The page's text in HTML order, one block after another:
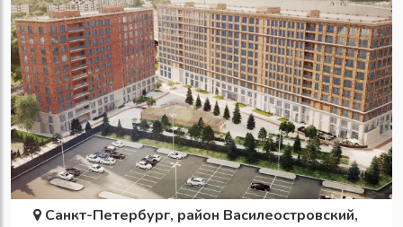
Санкт-Петербург, район Василеостровский,